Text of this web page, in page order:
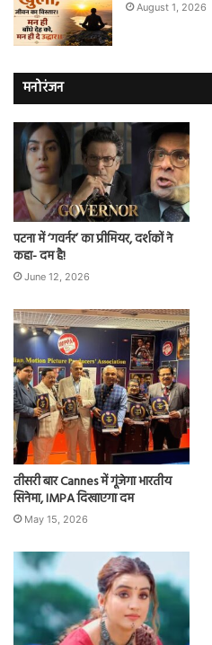
August 1, 2026
मनोरंजन
पटना में ‘गवर्नर’ का प्रीमियर, दर्शकों ने
कहा- दम है!
June 12, 2026
तीसरी बार Cannes में गूंजेगा भारतीय
सिनेमा, IMPA दिखाएगा दम
May 15, 2026